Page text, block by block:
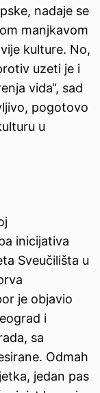
nadaje se
manjkavom
kulture. No,
uzeti je i
vida“, sad
pogotovo
u
inicijativa
Sveučilišta u
je objavio
i
sa
Odmah
jedan pas